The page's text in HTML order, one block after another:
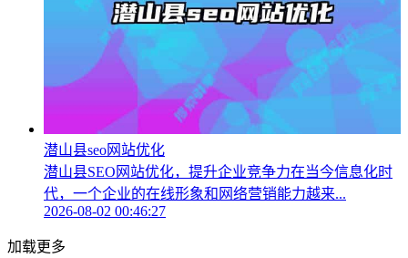
潜山县seo网站优化
潜山县SEO网站优化，提升企业竞争力在当今信息化时
代，一个企业的在线形象和网络营销能力越来...
2026-08-02 00:46:27
加载更多